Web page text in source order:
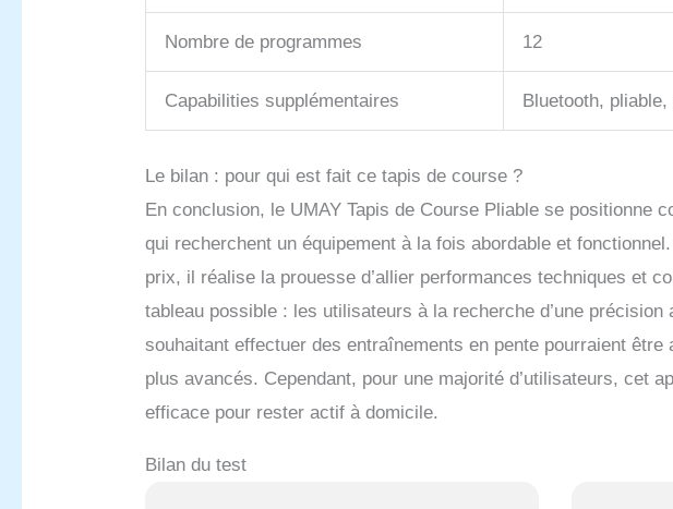
Nombre de programmes 12
Capabilities supplémentaires Bluetooth,
Le bilan : pour qui est fait ce tapis de course ?
En conclusion, le UMAY Tapis de Course Pliable se positionne
qui recherchent un équipement à la fois abordable et
prix, il réalise la prouesse d’allier performances techniques et
tableau possible : les utilisateurs à la recherche d’une
souhaitant effectuer des entraînements en pente pourraient être
plus avancés. Cependant, pour une majorité d’utilisateurs, cet
efficace pour rester actif à domicile.
Bilan du test